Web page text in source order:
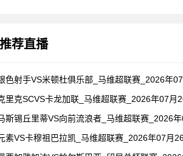
推荐直播
里克SCVS卡龙加联_马维超联赛_2026年07月
素VS卡穆祖巴拉凯_马维超联赛_2026年07月